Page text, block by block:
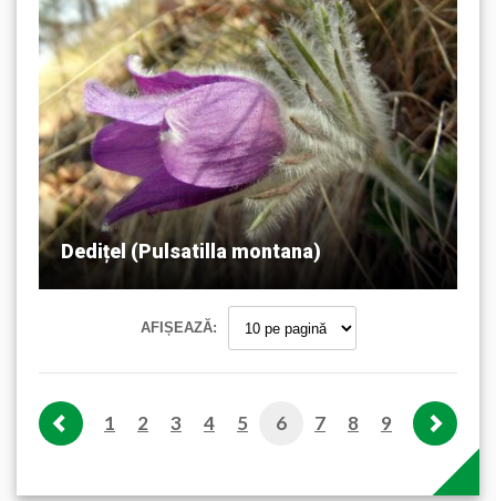
Dedițel (Pulsatilla montana)
AFIȘEAZĂ:
1 2 3 4 5 6 7 8 9